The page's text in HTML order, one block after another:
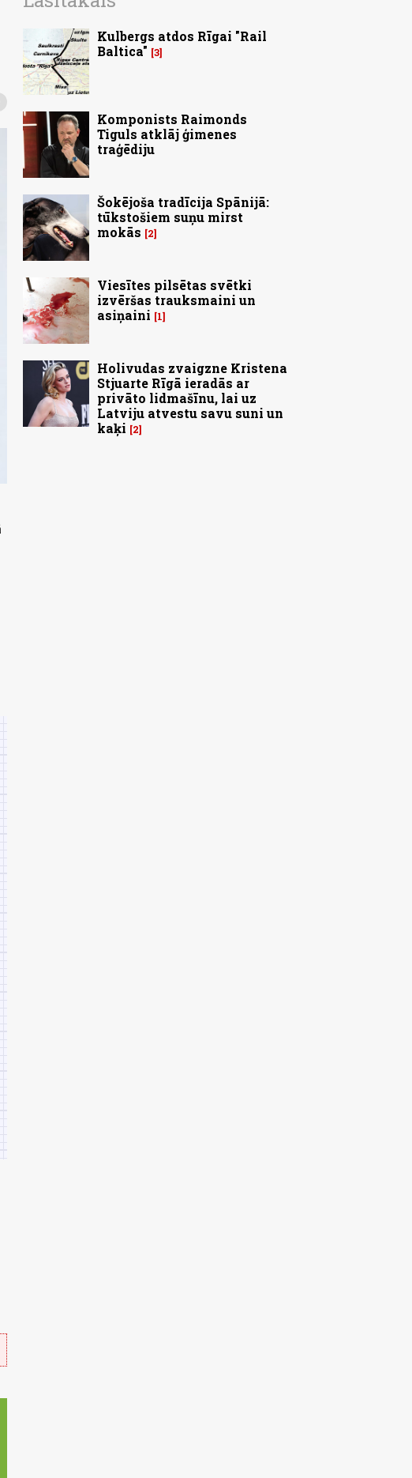
Kulbergs atdos Rīgai "Rail
Baltica" 3
Komponists Raimonds
Tiguls atklāj ģimenes
traģēdiju
Šokējoša tradīcija Spānijā:
tūkstošiem suņu mirst
mokās
2
Viesītes pilsētas svētki
izvēršas trauksmaini un
asiņaini
1
Holivudas zvaigzne Kristena
Stjuarte Rīgā ieradās ar
privāto lidmašīnu, lai uz
Latviju atvestu savu suni un
kaķi
2